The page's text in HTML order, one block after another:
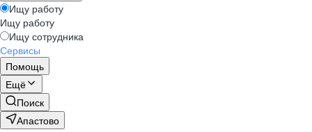
Ищу работу
Ищу работу
Ищу сотрудника
Сервисы
Помощь
Ещё
Поиск
Апастово